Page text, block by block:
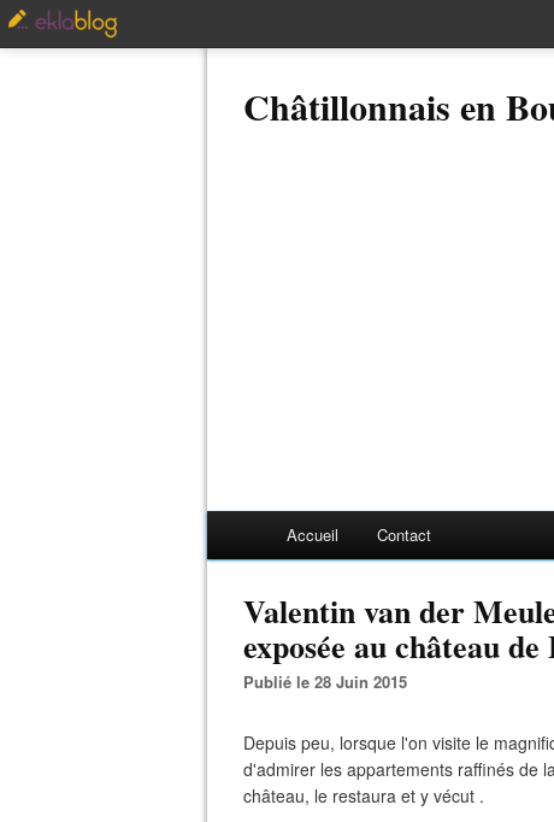
Châtillonnais en
Accueil Contact
Valentin van der
exposée au château
Publié le 28 Juin 2015
Depuis peu, lorsque l'on visite le
d'admirer les appartements raffinés de
château, le restaura et y vécut .